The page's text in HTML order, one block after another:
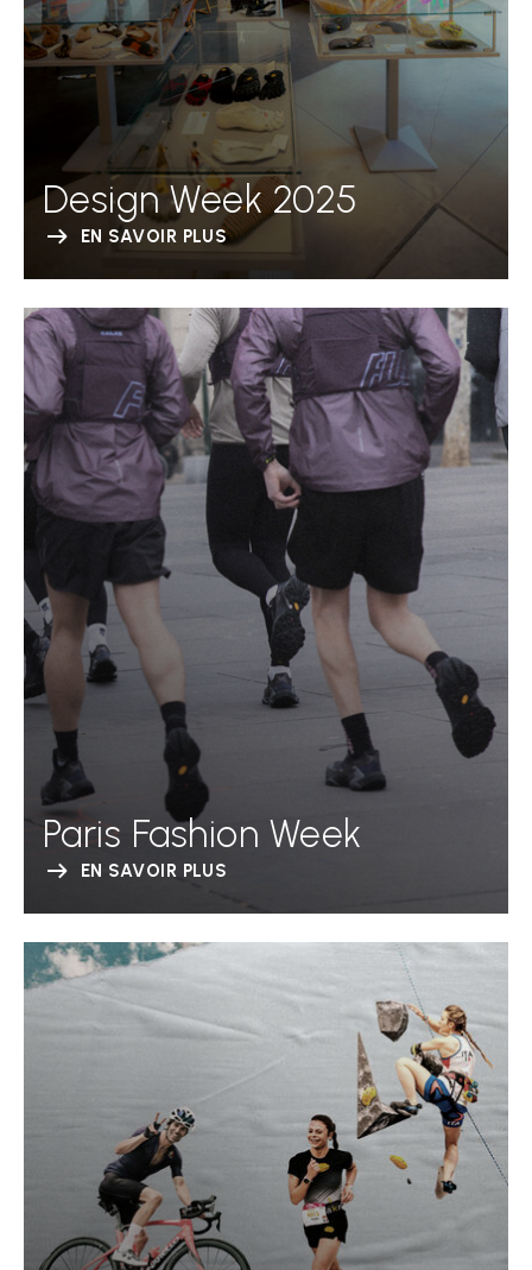
Design Week 2025
EN SAVOIR PLUS
Paris Fashion Week
EN SAVOIR PLUS